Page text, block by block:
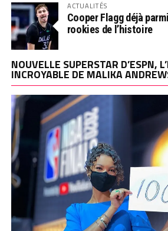
ACTUALITÉS
Cooper Flagg déjà
rookies de l’histoire
NOUVELLE SUPERSTAR D’ESPN,
INCROYABLE DE MALIKA